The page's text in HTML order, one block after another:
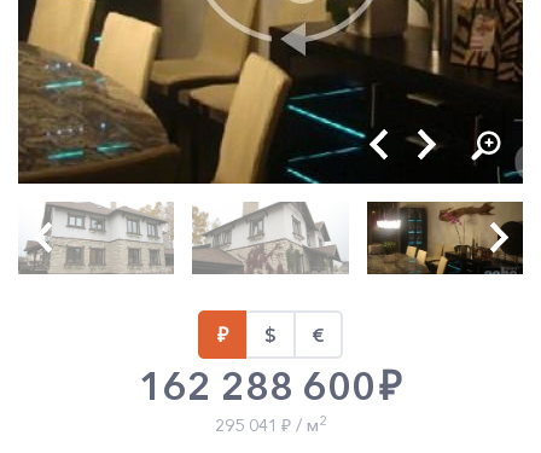
162 288 600
295 041 / м2